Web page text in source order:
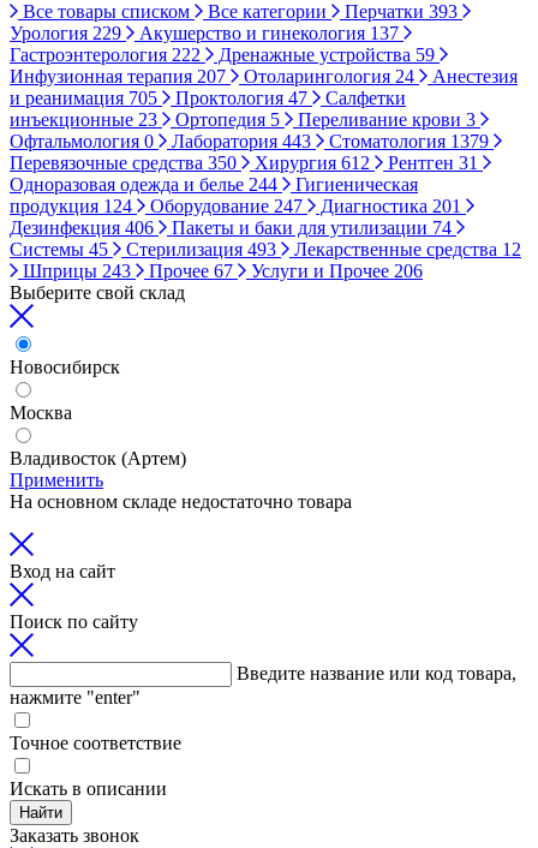
Все товары списком Все категории Перчатки 393
Урология 229 Акушерство и гинекология 137
Гастроэнтерология 222 Дренажные устройства 59
Инфузионная терапия 207 Отоларингология 24
Анестезия
и реанимация 705 Проктология 47
Салфетки
инъекционные 23 Ортопедия 5 Переливание крови 3
Офтальмология 0 Лаборатория 443 Стоматология 1379
Перевязочные средства 350 Хирургия 612 Рентген 31
Одноразовая одежда и белье 244
Гигиеническая
продукция 124 Оборудование 247 Диагностика 201
Дезинфекция 406 Пакеты и баки для утилизации 74
Системы 45 Стерилизация 493 Лекарственные средства 12
Шприцы 243 Прочее 67 Услуги и Прочее 206
Выберите свой склад
Новосибирск
Москва
Владивосток (Артем)
Применить
На основном складе недостаточно товара
Вход на сайт
Поиск по сайту
Введите название или код товара,
нажмите "enter"
Точное соответствие
Искать в описании
Найти
Заказать звонок